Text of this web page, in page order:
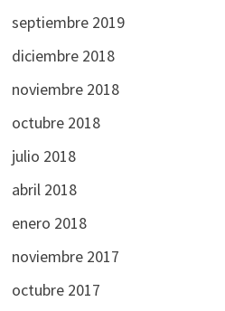
septiembre 2019
diciembre 2018
noviembre 2018
octubre 2018
julio 2018
abril 2018
enero 2018
noviembre 2017
octubre 2017